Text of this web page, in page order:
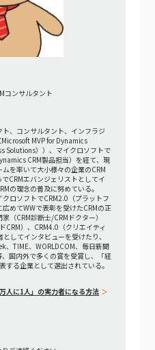
コンサルタント
、コンサルタント、インフラジ
MVP for Dynamics
Solutions））、マイクロソフトで
CRM製品担当）を経て、現
を率いて大小様々の企業のCRM
CRMエバンジェリストとしてイ
の理念の普及に努めている。
ロソフトでCRM2.0（プラットフ
めてWWで表彰を受けたCRMの正
（CRM診断士/CRMドクター）
CRM）、CRM4.0（クリエイティ
してインタビューを受けたり、
TIME、WORLDCOM、毎日新聞
、国内外で多くの賞を受賞し、「経
る企業として選出されている。
人に1人」の実力者になる方法